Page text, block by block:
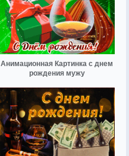
Анимационная Картинка с днем
рождения мужу